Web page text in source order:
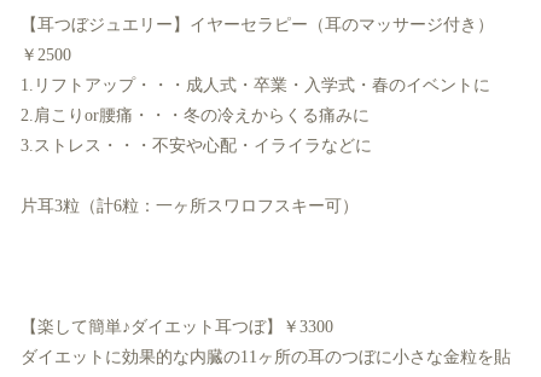
【耳つぼジュエリー】イヤーセラピー（耳のマッサージ付き）
￥2500
1.リフトアップ・・・成人式・卒業・入学式・春のイベントに
2.肩こりor腰痛・・・冬の冷えからくる痛みに
3.ストレス・・・不安や心配・イライラなどに
片耳3粒（計6粒：一ヶ所スワロフスキー可）
【楽して簡単♪ダイエット耳つぼ】￥3300
ダイエットに効果的な内臓の11ヶ所の耳のつぼに小さな金粒を貼